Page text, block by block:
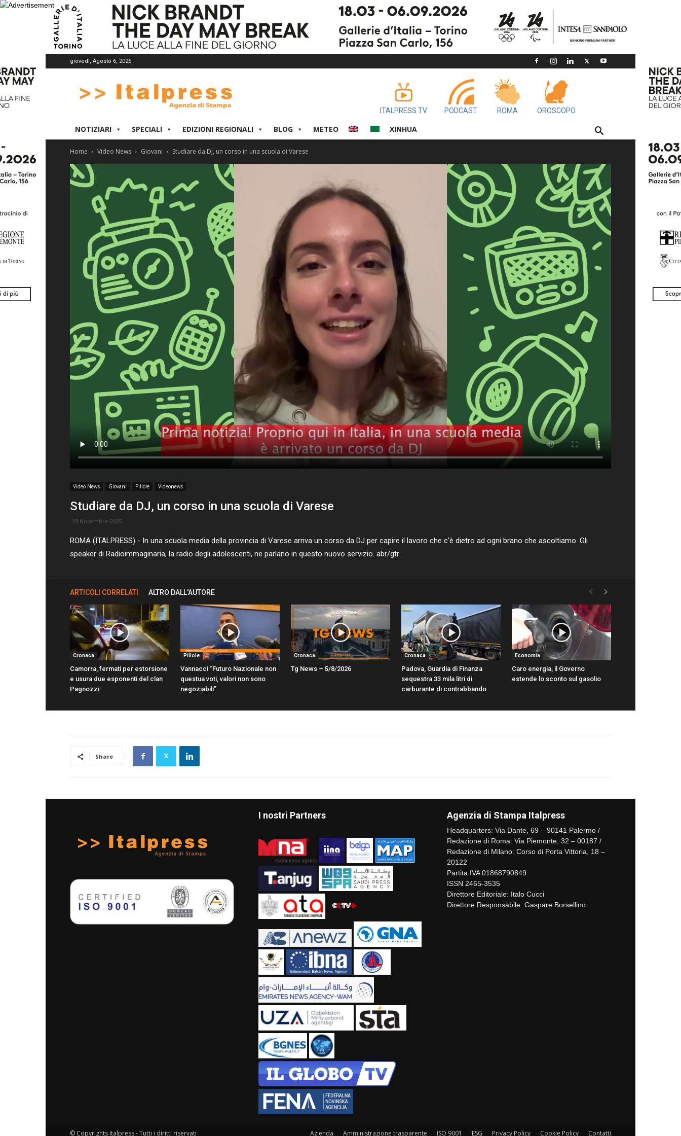
giovedì, Agosto 6, 2026
ITALPRESS TV PODCAST ROMA OROSCOPO
NOTIZIARI SPECIALI EDIZIONI REGIONALI BLOG METEO XINHUA
Home Video News Giovani Studiare da DJ, un corso in una scuola di Varese
Video News Giovani Pillole Videonews
Studiare da DJ, un corso in una scuola di Varese
29 Novembre 2025
ROMA (ITALPRESS) - In una scuola media della provincia di Varese arriva un corso da DJ per capire il lavoro che c'è dietro ad ogni brano che ascoltiamo. Gli
speaker di Radioimmaginaria, la radio degli adolescenti, ne parlano in questo nuovo servizio. abr/gtr
ARTICOLI CORRELATI ALTRO DALL'AUTORE
Cronaca
Camorra, fermati per estorsione
e usura due esponenti del clan
Pagnozzi
Pillole
Vannacci “Futuro Nazionale non
questua voti, valori non sono
negoziabili”
Cronaca
Tg News – 5/8/2026
Cronaca
Padova, Guardia di Finanza
sequestra 33 mila litri di
carburante di contrabbando
Economia
Caro energia, il Governo
estende lo sconto sul gasolio
Share
I nostri Partners Agenzia di Stampa Italpress
Headquarters: Via Dante, 69 – 90141 Palermo /
Redazione di Roma: Via Piemonte, 32 – 00187 /
Redazione di Milano: Corso di Porta Vittoria, 18 –
20122
Partita IVA 01868790849
ISSN 2465-3535
Direttore Editoriale: Italo Cucci
Direttore Responsabile: Gaspare Borsellino
Azienda Amministrazione trasparente ISO 9001 ESG Privacy Policy Cookie Policy Contatti
© Copyrights Italpress - Tutti i diritti riservati